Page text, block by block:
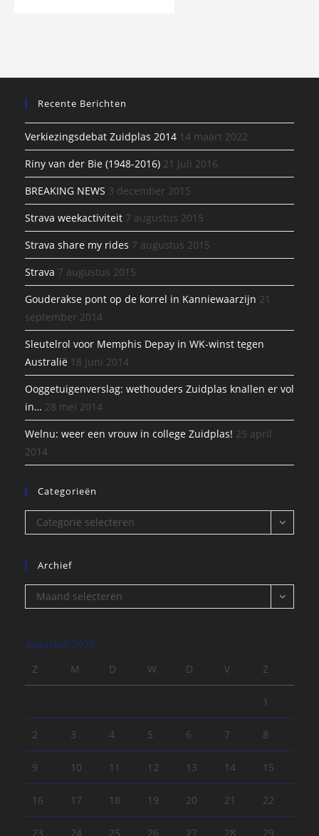
Recente Berichten
Verkiezingsdebat Zuidplas 2014 14 maart 2022
Riny van der Bie (1948-2016) 21 juli 2016
BREAKING NEWS 3 december 2015
Strava weekactiviteit 7 augustus 2015
Strava share my rides 7 augustus 2015
Strava 7 augustus 2015
Gouderakse pont op de korrel in Kanniewaarzijn 21
september 2014
Sleutelrol voor Memphis Depay in WK-winst tegen
Australië 18 juni 2014
Ooggetuigenverslag: wethouders Zuidplas knallen er vol
in… 28 mei 2014
Welnu: weer een vrouw in college Zuidplas! 25 april
2014
Categorieën
Categorieën
Categorie selecteren
Archief
Archief
Maand selecteren
augustus 2026
Z
M D W D V Z
1
2 3 4 5 6 7 8
9 10 11 12 13 14 15
16 17 18 19 20 21 22
23 24 25 26 27 28 29